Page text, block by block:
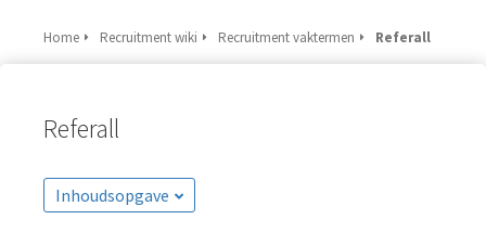
Home Recruitment wiki Recruitment vaktermen Referall
Referall
Inhoudsopgave